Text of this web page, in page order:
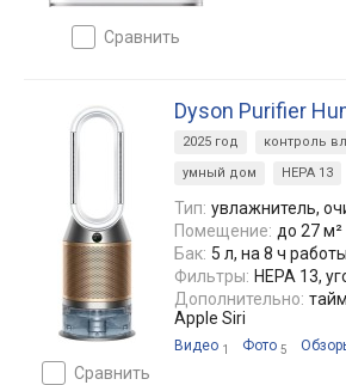
сравнить
сравнить
Dyson Purifier
2025 год контроль
умный дом
HEPA 13
Тип: увлажнитель,
Помещение: до 27 м²
Бак: 5 л, на 8 ч работы
Фильтры: HEPA 13,
Дополнительно:
Apple Siri
Видео 1 Фото 5